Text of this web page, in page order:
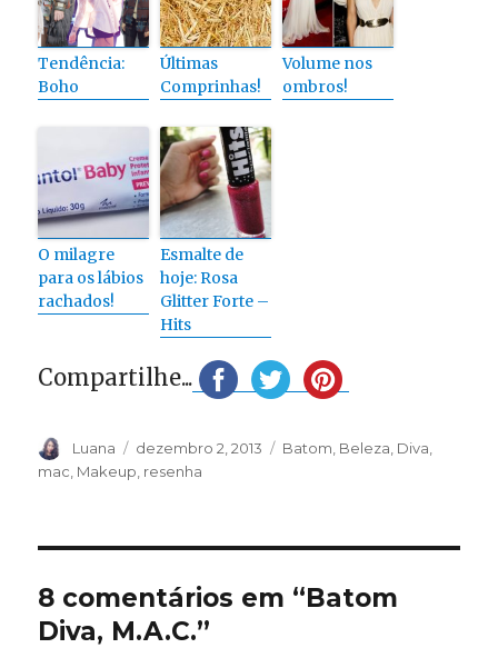
Tendência:
Boho
Últimas
Comprinhas!
Volume nos
ombros!
O milagre
para os lábios
rachados!
Esmalte de
hoje: Rosa
Glitter Forte –
Hits
Compartilhe...
Autor
Luana
Publicado
em
dezembro 2, 2013 Categorias
Batom Beleza Diva
mac Makeup resenha
8 comentários em “Batom
Diva, M.A.C.”